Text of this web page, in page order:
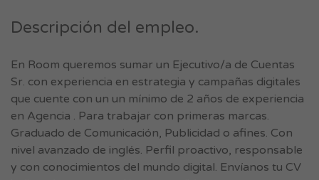
Descripción del empleo.
En Room queremos sumar un Ejecutivo/a de Cuentas
Sr. con experiencia en estrategia y campañas digitales
que cuente con un un mínimo de 2 años de experiencia
en Agencia . Para trabajar con primeras marcas.
Graduado de Comunicación, Publicidad o afines. Con
nivel avanzado de inglés. Perfil proactivo, responsable
y con conocimientos del mundo digital. Envíanos tu CV